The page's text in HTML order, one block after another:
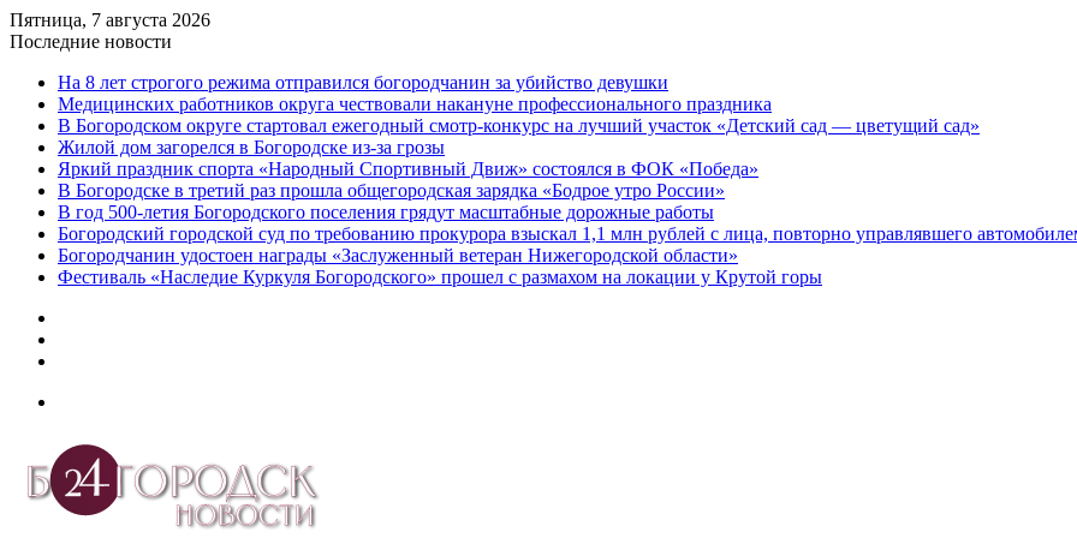
Пятница, 7 августа 2026
Последние новости
На 8 лет строгого режима отправился богородчанин за убийство девушки
Медицинских работников округа чествовали накануне профессионального праздника
В Богородском округе стартовал ежегодный смотр-конкурс на лучший участок «Детский сад — цветущий сад»
Жилой дом загорелся в Богородске из-за грозы
Яркий праздник спорта «Народный Спортивный Движ» состоялся в ФОК «Победа»
В Богородске в третий раз прошла общегородская зарядка «Бодрое утро России»
В год 500-летия Богородского поселения грядут масштабные дорожные работы
️Богородский городской суд по требованию прокурора взыскал 1,1 млн рублей с лица, повторно управлявшего
Богородчанин удостоен награды «Заслуженный ветеран Нижегородской области»
Фестиваль «Наследие Куркуля Богородского» прошел с размахом на локации у Крутой горы